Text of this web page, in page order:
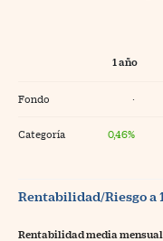
1 año
Fondo ·
Categoría 0,46%
Rentabilidad/Riesgo a
Rentabilidad media